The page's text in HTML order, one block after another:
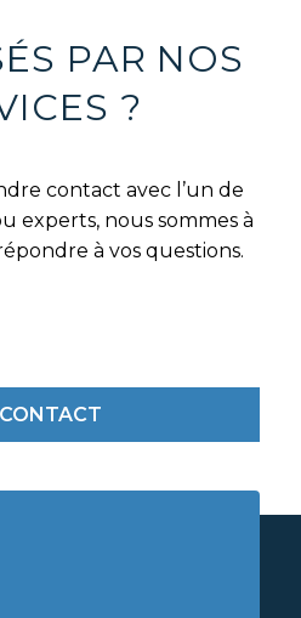
PAR NOS
?
contact avec l’un de
experts, nous sommes à
à vos questions.
CONTACT